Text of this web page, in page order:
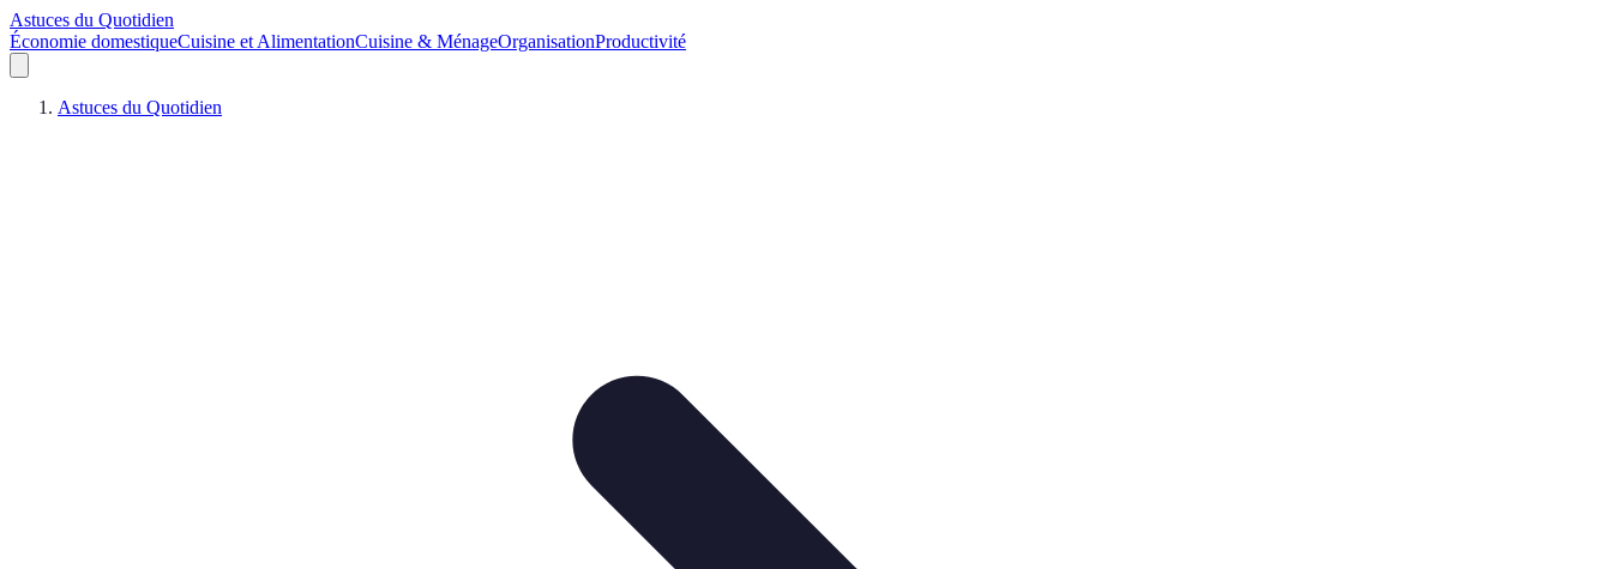
Astuces du Quotidien
Économie domestiqueCuisine et AlimentationCuisine & MénageOrganisationProductivité
Astuces du Quotidien